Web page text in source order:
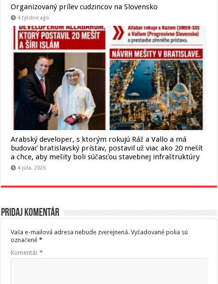
Organizovaný prílev cudzincov na Slovensko
4 týždne ago
Arabský developer, s ktorým rokujú Ráž a Vallo a má
budovať bratislavský prístav, postavil už viac ako 20 mešít
a chce, aby mešity boli súčasťou stavebnej infraštruktúry
4 júla, 2026
Pridaj komentár
Vaša e-mailová adresa nebude zverejnená. Vyžadované polia sú
označené*
Komentár*